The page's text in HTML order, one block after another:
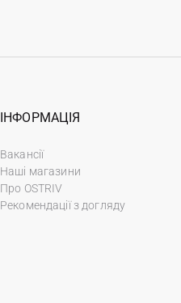
ІНФОРМАЦІЯ
Вакансії
Наші магазини
Про OSTRIV
Рекомендації з догляду